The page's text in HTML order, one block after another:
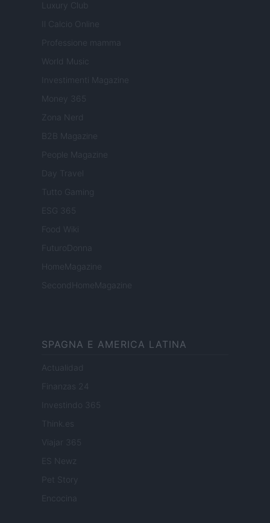
Luxury Club
Il Calcio Online
Professione mamma
World Music
Investimenti Magazine
Money 365
Zona Nerd
B2B Magazine
People Magazine
Day Travel
Tutto Gaming
ESG 365
Food Wiki
FuturoDonna
HomeMagazine
SecondHomeMagazine
SPAGNA E AMERICA LATINA
Actualidad
Finanzas 24
Investindo 365
Think.es
Viajar 365
ES Newz
Encocina